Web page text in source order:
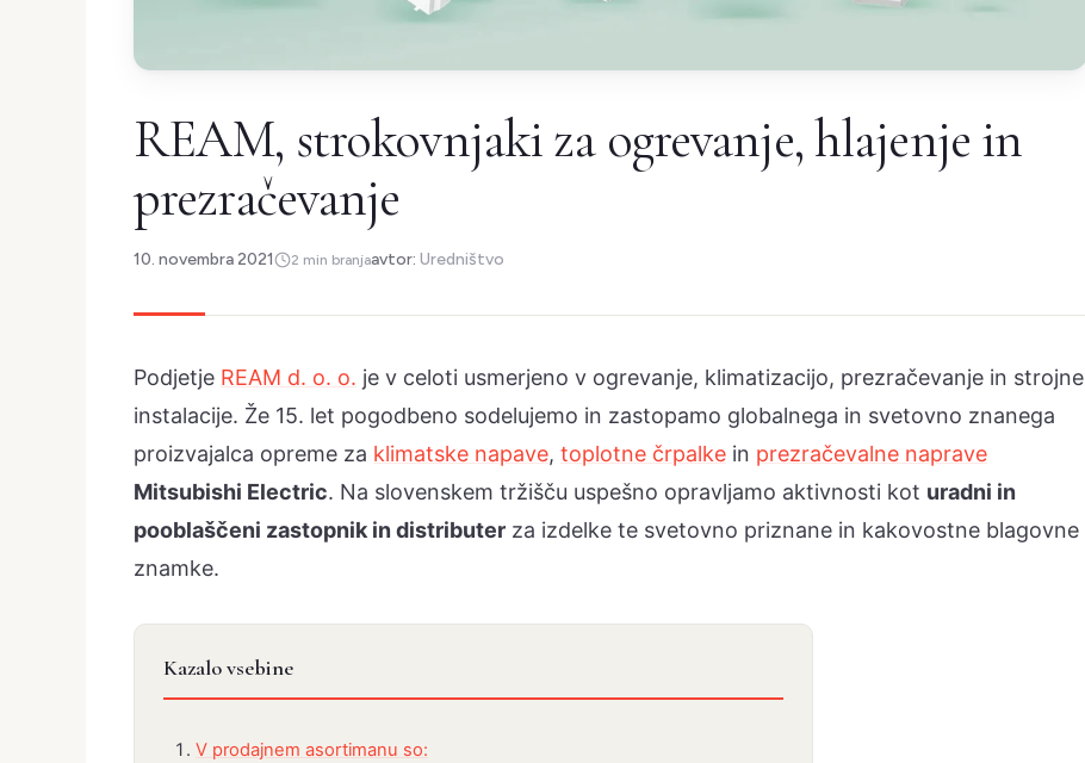
REAM, strokovnjaki za ogrevanje, hlajenje in
prezračevanje
10. novembra 2021 2 min branjaavtor: Uredništvo
Podjetje REAM d. o. o. je v celoti usmerjeno v ogrevanje, klimatizacijo, prezračevanje in strojne
instalacije. Že 15. let pogodbeno sodelujemo in zastopamo globalnega in svetovno znanega
proizvajalca opreme za klimatske napave, toplotne črpalke in prezračevalne naprave
Mitsubishi Electric. Na slovenskem tržišču uspešno opravljamo aktivnosti kot uradni in
pooblaščeni zastopnik in distributer za izdelke te svetovno priznane in kakovostne blagovne
znamke.
Kazalo vsebine
V prodajnem asortimanu so: